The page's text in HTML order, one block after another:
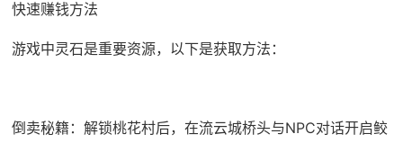
快速赚钱方法
游戏中灵石是重要资源，以下是获取方法：
倒卖秘籍：解锁桃花村后，在流云城桥头与NPC对话开启鲛